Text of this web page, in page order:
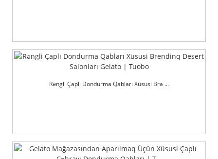
Rəngli Çaplı Dondurma Qabları Xüsusi Bra ...